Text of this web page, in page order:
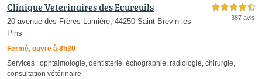
Clinique Veterinaires des Ecureuils
20 avenue des Frères Lumière, 44250 Saint-Brevin-les-
Pins
Fermé, ouvre à 8h30
4,5 étoiles sur 5
387 avis
Services : ophtalmologie, dentisterie, échographie, radiologie, chirurgie,
consultation vétérinaire